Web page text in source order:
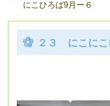
にこひろば9月ー６
２３ にこにこ